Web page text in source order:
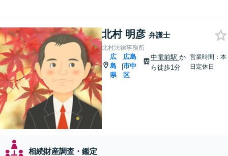
北村 明彦 弁護士
北村法律事務所
広
島
県
|
広島
市中
区
中電前駅 か
ら徒歩1分
営業時間：本
日定休日
相続財産調査・鑑定